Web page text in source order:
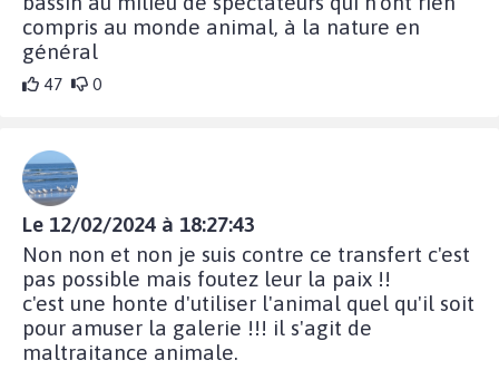
compris au monde animal, à la nature en
général
47 0
Le 12/02/2024 à 18:27:43
Non non et non je suis contre ce transfert c'est
pas possible mais foutez leur la paix !!
c'est une honte d'utiliser l'animal quel qu'il soit
pour amuser la galerie !!! il s'agit de
maltraitance animale.